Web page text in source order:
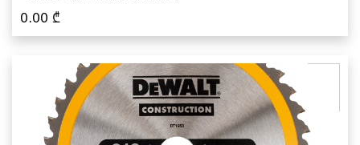
0.00 ₾